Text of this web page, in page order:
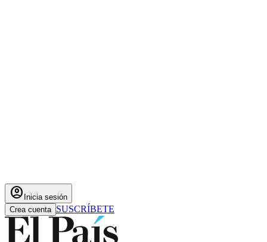
account_circle Inicia sesión
Crea cuenta SUSCRÍBETE